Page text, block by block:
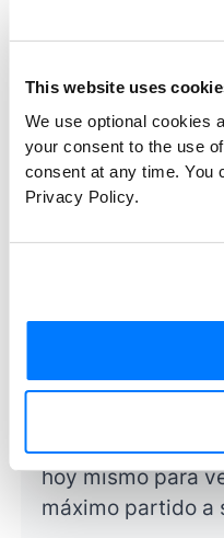
This website uses
We use optional cookies
your consent to the use
consent at any time. You
Privacy Policy.
Codifique datos
ATLAS.ti
Pruebe una
hoy mismo para
máximo partido a